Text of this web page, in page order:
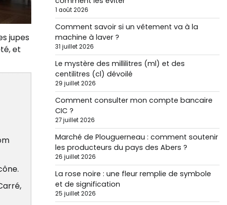
jupes
et
1 août 2026
Comment savoir si un vêtement va à la
machine à laver ?
31 juillet 2026
Le mystère des millilitres (ml) et des
centilitres (cl) dévoilé
29 juillet 2026
Comment consulter mon compte bancaire
CIC ?
27 juillet 2026
Marché de Plouguerneau : comment soutenir
les producteurs du pays des Abers ?
26 juillet 2026
La rose noire : une fleur remplie de symbole
et de signification
25 juillet 2026